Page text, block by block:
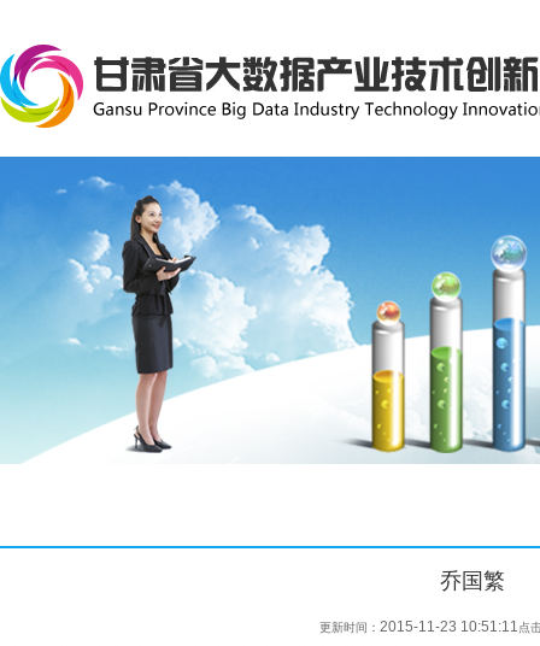
乔国繁
更新时间： 2015-11-23 10:51:11点